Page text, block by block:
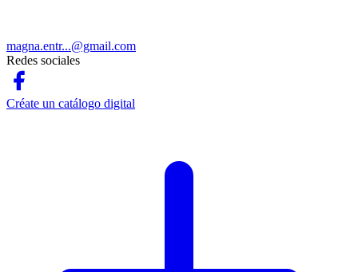
magna.entr...@gmail.com
Redes sociales
Créate un catálogo digital